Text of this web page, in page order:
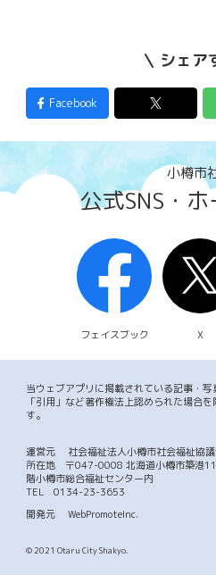
シェア
Facebook
小樽市
公式SNS・
フェイスブック X
当ウェブアプリに掲載されている記事・
「引用」など著作権法上認められた場合
す。
運営元 社会福祉法人小樽市社会福祉協
所在地 〒047-0008 北海道小樽市築港11
階小樽市総合福祉センター内
TEL0134-23-3653
開発元WebPromoteInc.
© 2021 Otaru City Shakyo.